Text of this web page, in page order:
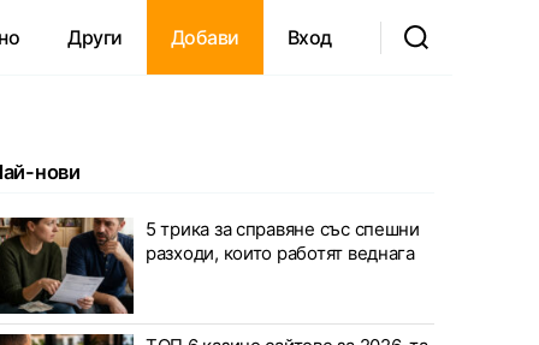
Други Добави Вход
нови
5 трика за справяне със спешни
разходи, които работят веднага